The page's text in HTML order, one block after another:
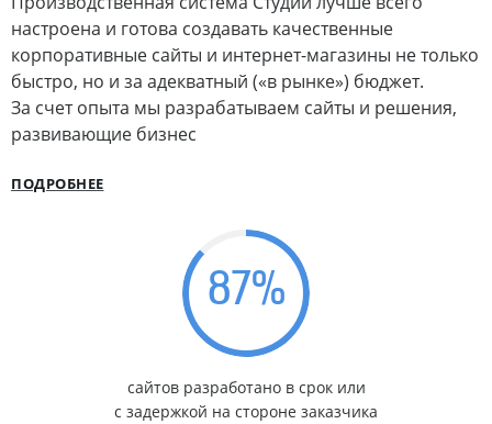
настроена и готова создавать качественные
корпоративные сайты и интернет-магазины не только
быстро, но и за адекватный («в рынке») бюджет.
За счет опыта мы разрабатываем сайты и решения,
развивающие бизнес
ПОДРОБНЕЕ
87%
сайтов разработано в срок или
с задержкой на стороне заказчика